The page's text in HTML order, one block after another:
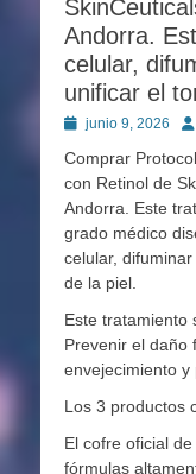
Andorra.
celular,
unificar el
Publicado
junio 9, 2026
Comprar
con Retinol de
Andorra. Este
grado médico
celular,
de la piel.
Este tratamiento
Prevenir el daño
envejecimiento y
Los 3 productos
El cofre oficial
fórmulas